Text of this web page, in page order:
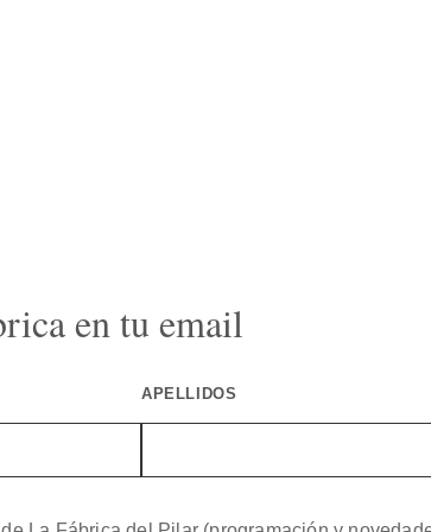
en tu email
APELLIDOS